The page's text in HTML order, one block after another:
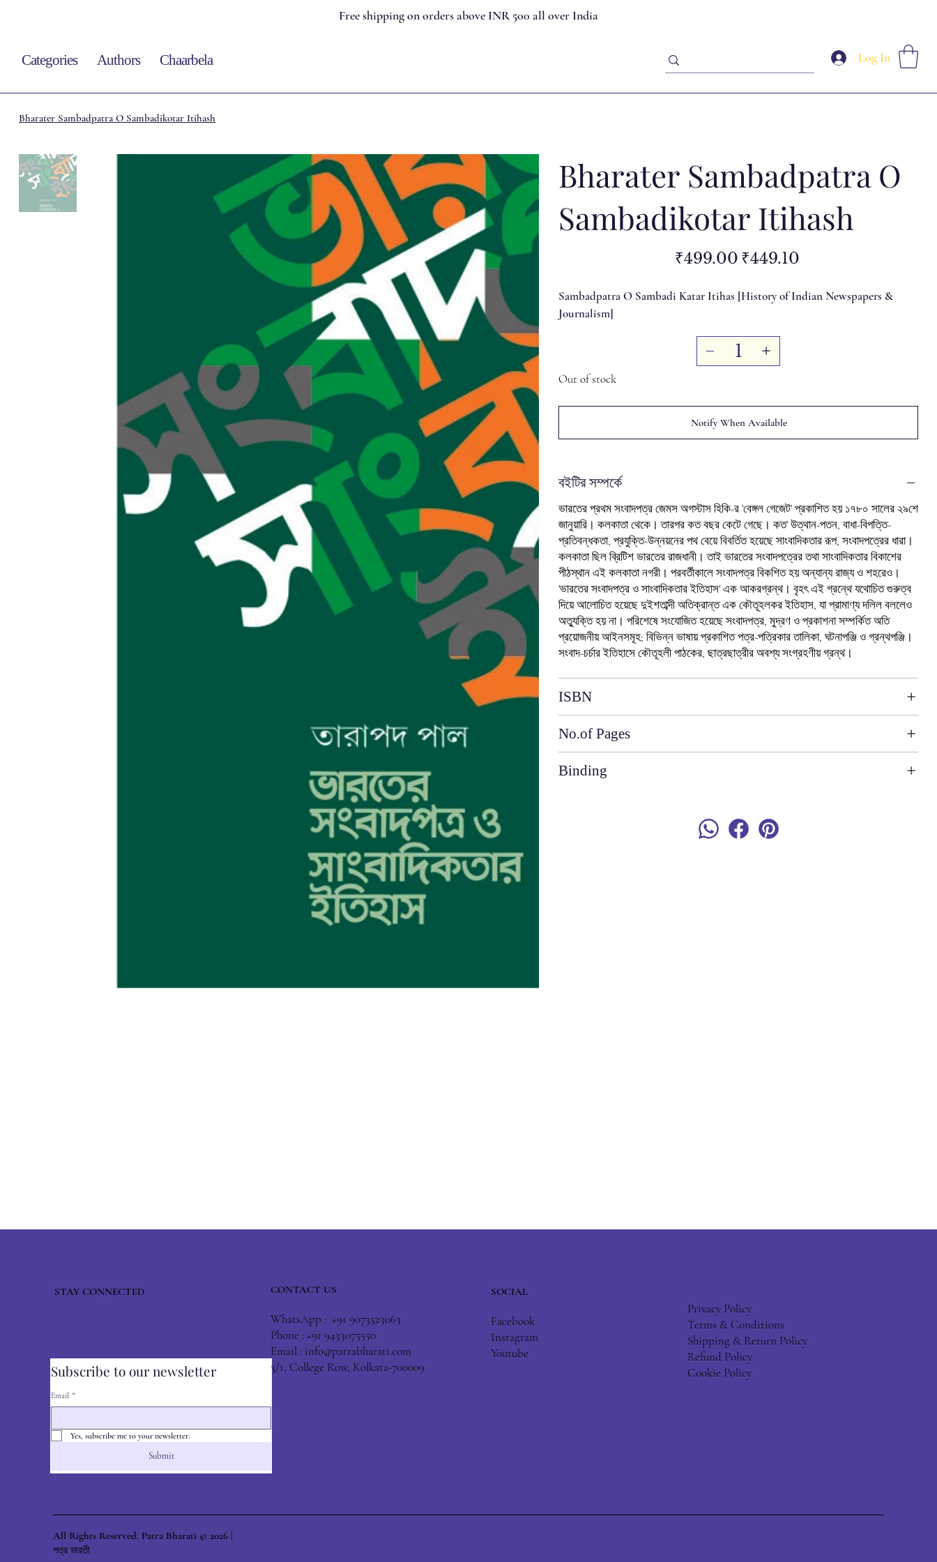
Free shipping on orders above INR 500 all over India
Categories Authors Chaarbela Log In
Bharater Sambadpatra O Sambadikotar Itihash
Bharater Sambadpatra O
Sambadikotar Itihash
Original
price
₹499.00 price
₹449.10
Sambadpatra O Sambadi Katar Itihas [History of Indian Newspapers &
Journalism]
Out of stock
Notify When Available
বইটির সম্পর্কে
ভারতের প্রথম সংবাদপত্র জেমস অগস্টাস হিকি-র 'বেঙ্গল গেজেট' প্রকাশিত হয় ১৭৮০ সালের ২৯শে
জানুয়ারি। কলকাতা থেকে। তারপর কত বছর কেটে গেছে। কত' উত্থান-পতন, বাধা-বিপত্তি-
প্রতিবন্ধকতা, প্রযুক্তি-উন্নয়নের পথ বেয়ে বিবর্তিত হয়েছে সাংবাদিকতার রূপ, সংবাদপত্রের ধারা।
কলকাতা ছিল ব্রিটিশ ভারতের রাজধানী। তাই ভারতের সংবাদপত্রের তথা সাংবাদিকতার বিকাশের
পীঠস্থান এই কলকাতা নগরী। পরবর্তীকালে সংবাদপত্র বিকশিত হয় অন্যান্য রাজ্য ও শহরেও।
'ভারতের সংবাদপত্র ও সাংবাদিকতার ইতিহাস' এক আকরগ্রন্থ। বৃহৎ এই গ্রন্থে যথোচিত গুরুত্ব
দিয়ে আলোচিত হয়েছে দুইশতাব্দী অতিক্রান্ত এক কৌতূহলকর ইতিহাস, যা প্রামাণ্য দলিল বললেও
অত্যুক্তি হয় না। পরিশেষে সংযোজিত হয়েছে সংবাদপত্র, মুদ্রণ ও প্রকাশনা সম্পর্কিত অতি
প্রয়োজনীয় আইনসমূহ; বিভিন্ন ভাষায় প্রকাশিত পত্র-পত্রিকার তালিকা, ঘটনাপঞ্জি ও গ্রন্থপঞ্জি।
সংবাদ-চর্চার ইতিহাসে কৌতূহলী পাঠকের, ছাত্রছাত্রীর অবশ্য সংগ্রহণীয় গ্রন্থ।
ISBN
No.of Pages
Binding
Subscribe to our newsletter
Email *
Yes, subscribe me to your newsletter.
Submit
STAY CONNECTED CONTACT US
WhatsApp : +91 9073523063
Phone : +91 9433075550
Email : info@patrabharati.com
3/1, College Row, Kolkata-700009
SOCIAL
Facebook
Instagram
Youtube
Privacy Policy
Terms & Conditions
Shipping & Return Policy
Refund Policy
Cookie Policy
All Rights Reserved. Patra Bharati © 2026 |
পত্র ভারতী